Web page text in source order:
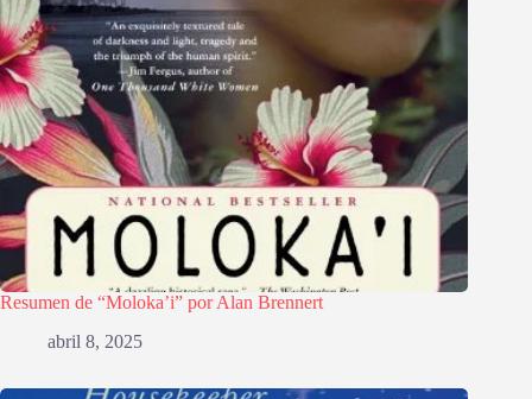
Resumen de “Moloka’i” por Alan Brennert
abril 8, 2025